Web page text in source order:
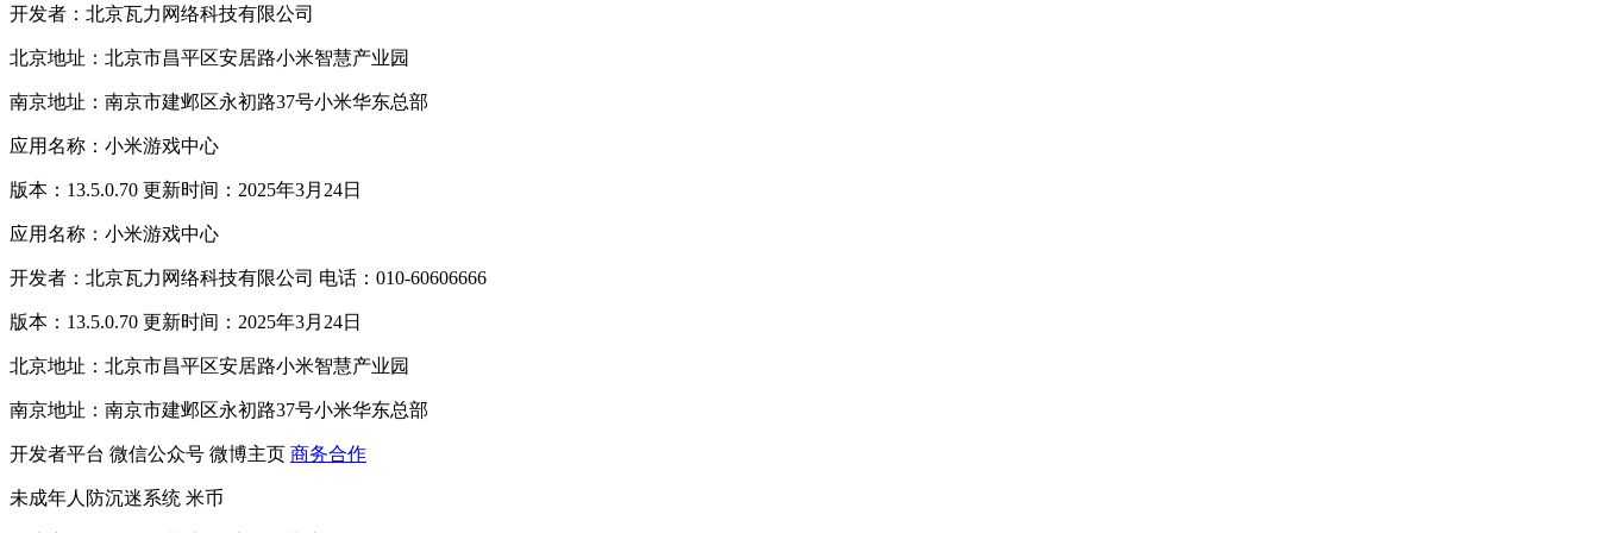
开发者：北京瓦力网络科技有限公司
北京地址：北京市昌平区安居路小米智慧产业园
南京地址：南京市建邺区永初路37号小米华东总部
应用名称：小米游戏中心
版本：13.5.0.70 更新时间：2025年3月24日
应用名称：小米游戏中心
开发者：北京瓦力网络科技有限公司 电话：010-60606666
版本：13.5.0.70 更新时间：2025年3月24日
北京地址：北京市昌平区安居路小米智慧产业园
南京地址：南京市建邺区永初路37号小米华东总部
开发者平台 微信公众号 微博主页 商务合作
未成年人防沉迷系统 米币